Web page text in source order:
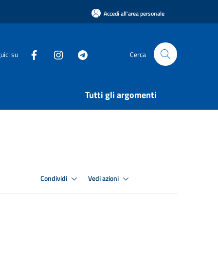
Accedi all'area personale
su Cerca
Tutti gli argomenti
Condividi Vedi azioni